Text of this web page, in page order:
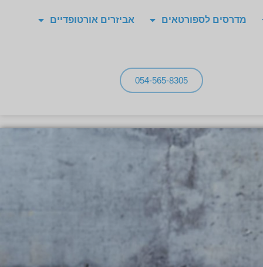
מדרסים לספורטאים אביזרים אורטופדיים
054-565-8305